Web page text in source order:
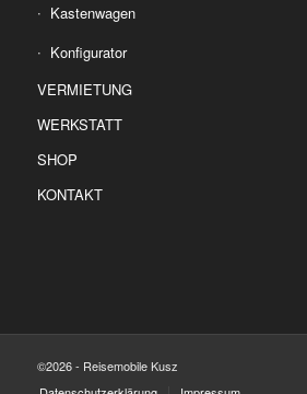
Kastenwagen
Konfigurator
VERMIETUNG
WERKSTATT
SHOP
KONTAKT
©2026 - Reisemobile Kusz